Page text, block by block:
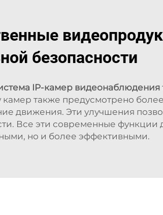
безопасности
IP-камер видеонаблюдения
также предусмотрено
движения. Эти улучшения
Все эти современные
но и более эффективными.